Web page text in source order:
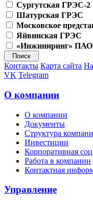
Сургутская ГРЭС-2
Шатурская ГРЭС
Московское
Яйвинская ГРЭС
«Инжиниринг»
Контакты Карта сайта
VK Telegram
О компании
О компании
Документы
Структура
Инвестиции
Корпоративная
Работа в компании
Контактная
Управление